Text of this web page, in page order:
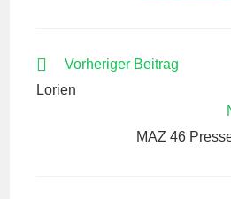
WEITERE
ANSEHEN
Vorheriger Beitrag
Lorien
MAZ 46